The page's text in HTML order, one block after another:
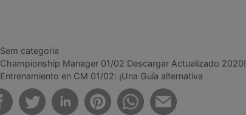
Categorías
Sem categoria
Championship Manager 01/02 Descargar Actualizado 2020!
Entrenamiento en CM 01/02: ¡Una Guía alternativa